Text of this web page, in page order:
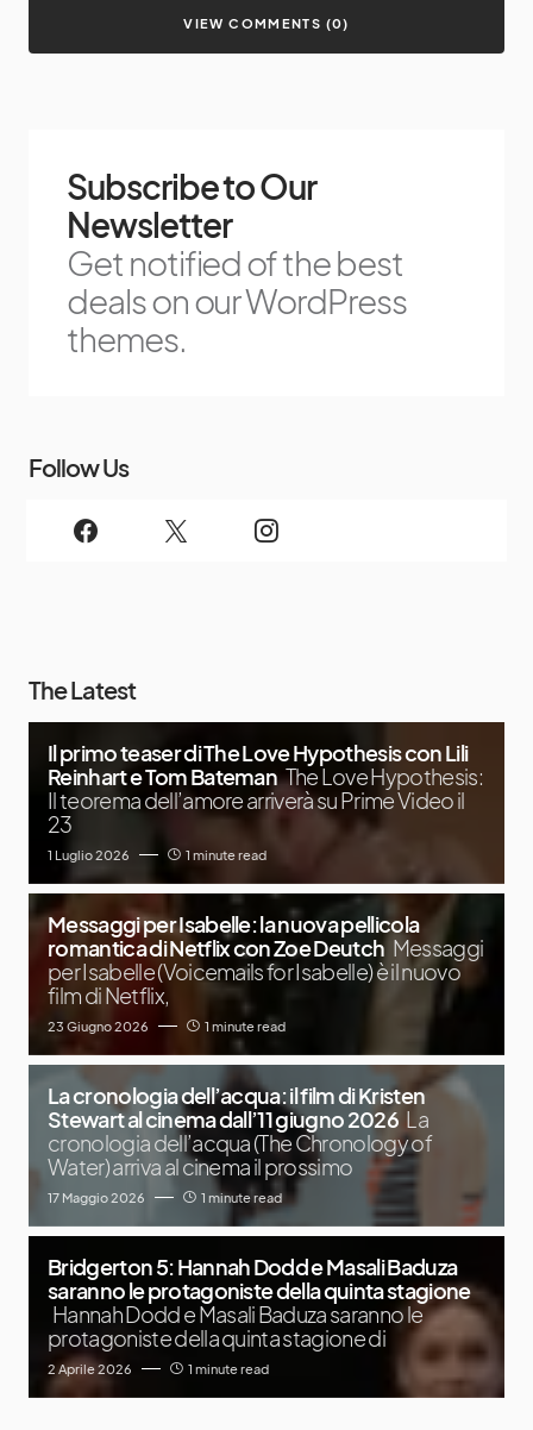
VIEW COMMENTS (0)
Subscribe to Our
Newsletter
Get notified of the best
deals on our WordPress
themes.
Follow Us
The Latest
Il primo teaser di The Love Hypothesis con Lili
Reinhart e Tom Bateman The Love Hypothesis:
Il teorema dell’amore arriverà su Prime Video il
23
1 Luglio 2026 1 minute read
Messaggi per Isabelle: la nuova pellicola
romantica di Netflix con Zoe Deutch Messaggi
per Isabelle (Voicemails for Isabelle) è il nuovo
film di Netflix,
23 Giugno 2026 1 minute read
La cronologia dell’acqua: il film di Kristen
Stewart al cinema dall’11 giugno 2026 La
cronologia dell’acqua (The Chronology of
Water) arriva al cinema il prossimo
17 Maggio 2026 1 minute read
Bridgerton 5: Hannah Dodd e Masali Baduza
saranno le protagoniste della quinta stagione
Hannah Dodd e Masali Baduza saranno le
protagoniste della quinta stagione di
2 Aprile 2026 1 minute read